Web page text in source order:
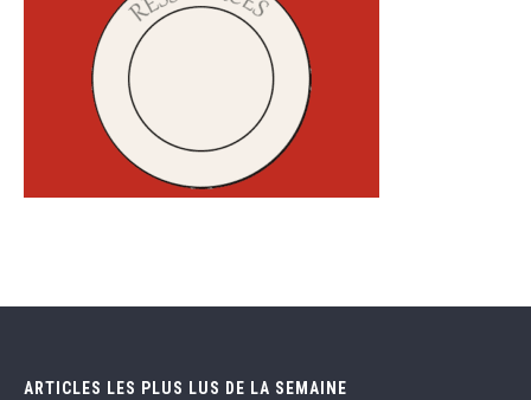
ARTICLES LES PLUS LUS DE LA SEMAINE